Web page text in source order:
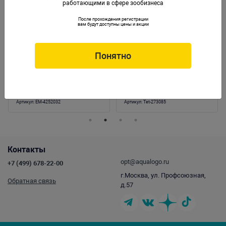
Артикул: EM-4252032 Артикул: Tet-273085
Контакты
+7 (499) 678-22-00
Обратная связь
opt@aqualogo.ru
г.Москва, ул. Профсоюзная,
д.57
работающими в сфере зообизнеса
После прохождения регистрации
вам будут доступны цены и акции
Понятно